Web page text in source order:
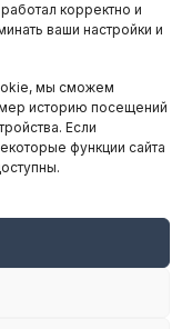
корректно и
ваши настройки и
мы сможем
историю посещений
Если
функции сайта